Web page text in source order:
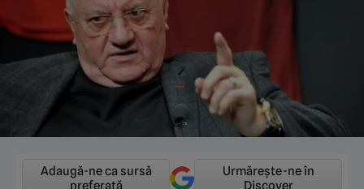
Adaugă-ne ca sursă
preferată
Urmărește-ne în
Discover